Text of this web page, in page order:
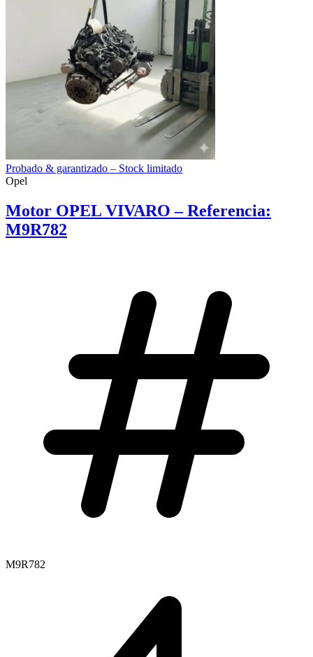
Probado & garantizado – Stock limitado
Opel
Motor OPEL VIVARO – Referencia:
M9R782
M9R782